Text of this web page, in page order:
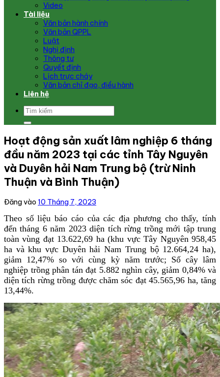
Video
Tài liệu
Văn bản hành chính
Văn bản QPPL
Luật
Nghị định
Thông tư
Quyết định
Lịch trực cháy
Văn bản chỉ đạo, điều hành
Liên hệ
Hoạt động sản xuất lâm nghiệp 6 tháng
đầu năm 2023 tại các tỉnh Tây Nguyên
và Duyên hải Nam Trung bộ (trừ Ninh
Thuận và Bình Thuận)
Đăng vào 10 Tháng 7, 2023
Theo số liệu báo cáo của các địa phương cho thấy, tính
đến tháng 6 năm 2023 diện tích rừng trồng mới tập trung
toàn vùng đạt 13.622,69 ha (khu vực Tây Nguyên 958,45
ha và khu vực Duyên hải Nam Trung bộ 12.664,24 ha),
giảm 12,47% so với cùng kỳ năm trước; Số cây lâm
nghiệp trồng phân tán đạt 5.882 nghìn cây, giảm 0,84% và
diện tích rừng trồng được chăm sóc đạt 45.565,96 ha, tăng
13,44%.